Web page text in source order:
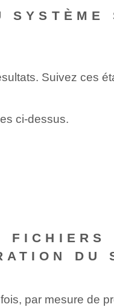
Suivez ces
‌ci-dessus.
DU
par mesure de